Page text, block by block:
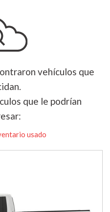
vehículos que
que le podrían
usado